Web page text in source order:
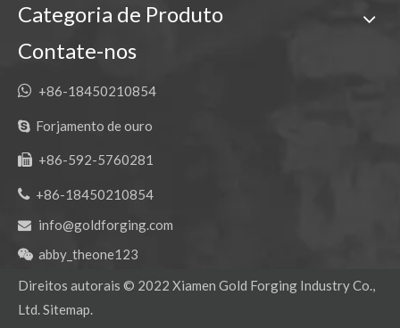
Categoria de Produto
Contate-nos
 +86-18450210854
 Forjamento de ouro
 +86-592-5760281
 +86-18450210854
 info@goldforging.com
 abby_theone123
Direitos autorais © 2022 Xiamen Gold Forging Industry Co.,
Ltd.Sitemap.